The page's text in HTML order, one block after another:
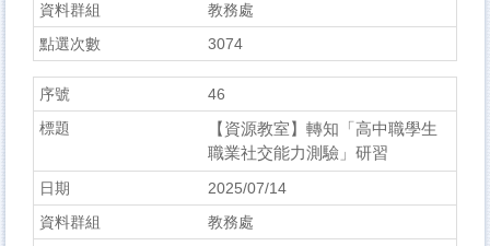
教務處
3074
46
【資源教室】轉知「高中職學生
職業社交能力測驗」研習
2025/07/14
教務處